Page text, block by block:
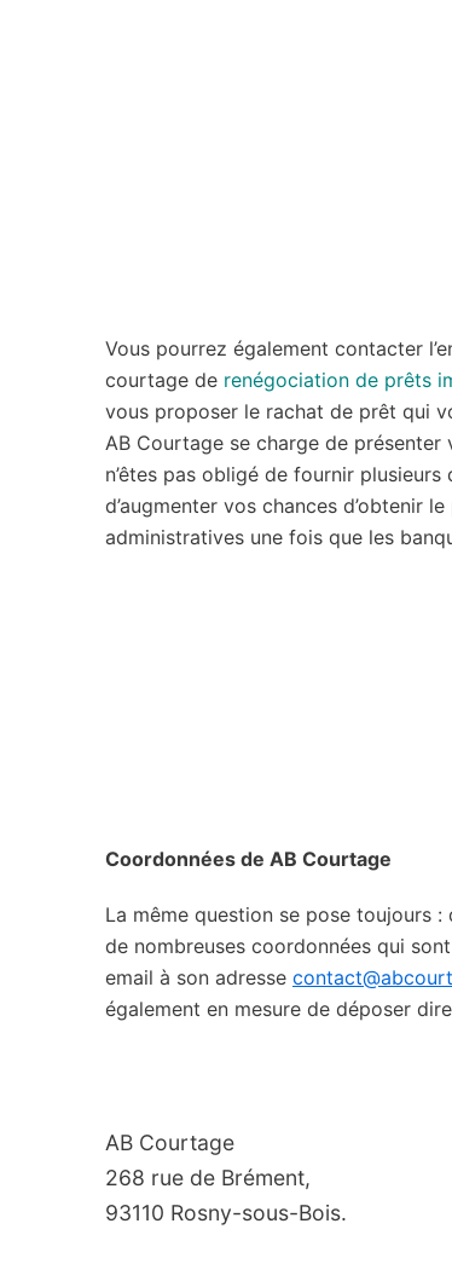
Vous pourrez également contacter
courtage de renégociation de prêts
vous proposer le rachat de prêt qui
AB Courtage se charge de présenter
n’êtes pas obligé de fournir
d’augmenter vos chances d’obtenir
administratives une fois que les
Coordonnées de AB Courtage
La même question se pose toujours
de nombreuses coordonnées qui
email à son adresse
également en mesure de déposer
AB Courtage
268 rue de Brément,
93110 Rosny-sous-Bois.